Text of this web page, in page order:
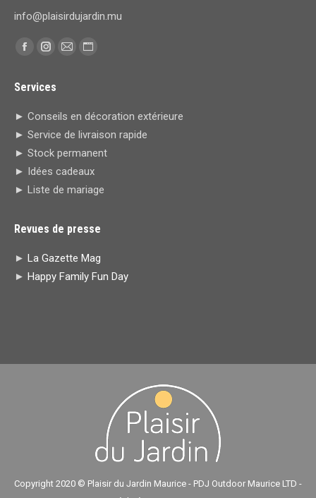
info@plaisirdujardin.mu
Trouvez nous sur :
Facebook
opens
in
new
window
Instagram
opens
new
window
E-
opens
in
window
Site
opens
Services
► Conseils en décoration extérieure
► Service de livraison rapide
► Stock permanent
► Idées cadeaux
► Liste de mariage
Revues de presse
► La Gazette Mag
► Happy Family Fun Day
Copyright 2020 © Plaisir du Jardin Maurice - PDJ Outdoor Maurice LTD -